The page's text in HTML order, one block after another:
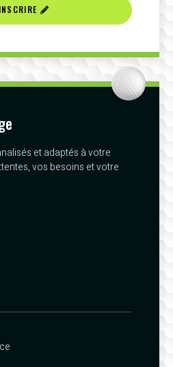
et adaptés à votre
vos besoins et votre